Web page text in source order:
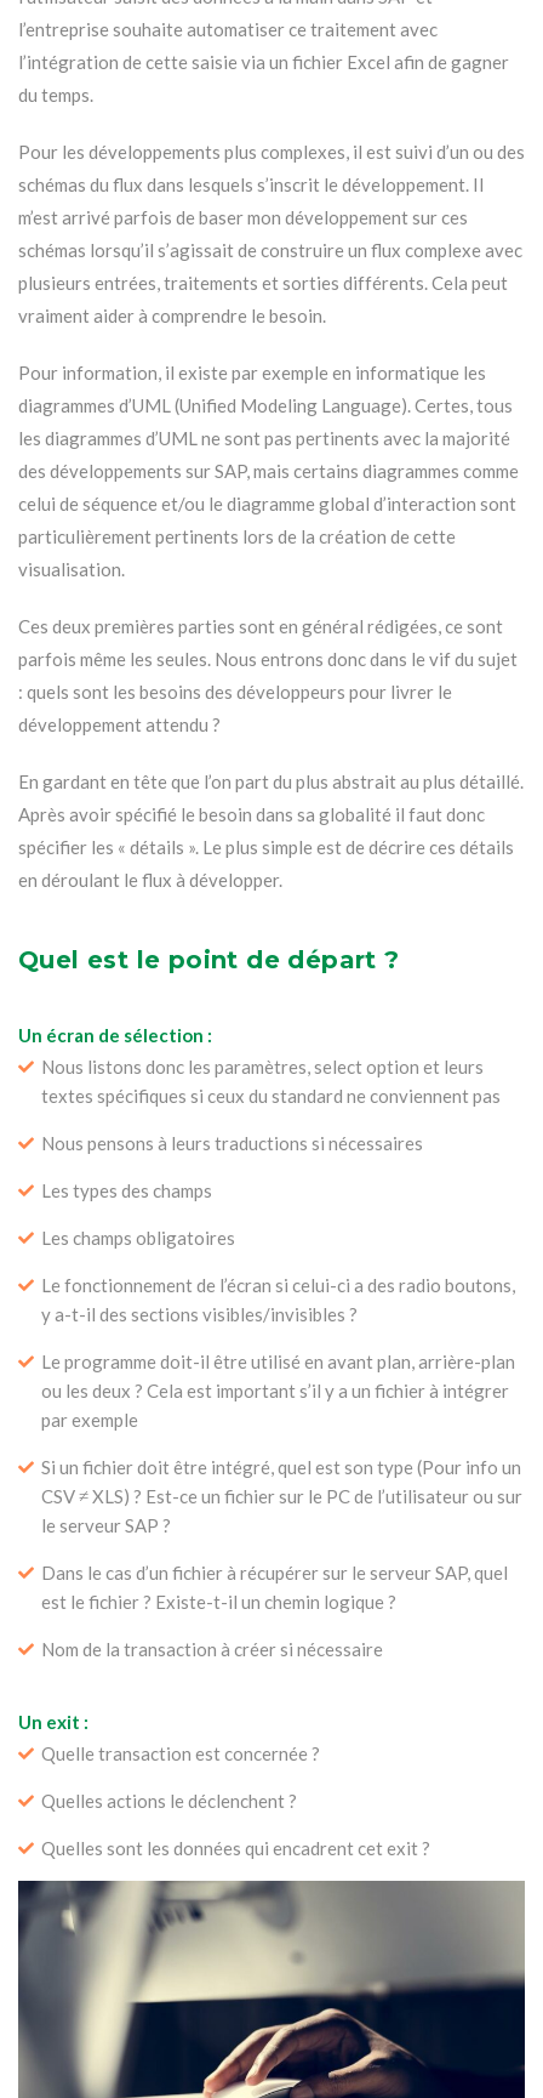
l’entreprise souhaite automatiser ce traitement avec
l’intégration de cette saisie via un fichier Excel afin de gagner
du temps.
Pour les développements plus complexes, il est suivi d’un ou des
schémas du flux dans lesquels s’inscrit le développement. Il
m’est arrivé parfois de baser mon développement sur ces
schémas lorsqu’il s’agissait de construire un flux complexe avec
plusieurs entrées, traitements et sorties différents. Cela peut
vraiment aider à comprendre le besoin.
Pour information, il existe par exemple en informatique les
diagrammes d’UML (Unified Modeling Language). Certes, tous
les diagrammes d’UML ne sont pas pertinents avec la majorité
des développements sur SAP, mais certains diagrammes comme
celui de séquence et/ou le diagramme global d’interaction sont
particulièrement pertinents lors de la création de cette
visualisation.
Ces deux premières parties sont en général rédigées, ce sont
parfois même les seules. Nous entrons donc dans le vif du sujet
: quels sont les besoins des développeurs pour livrer le
développement attendu ?
En gardant en tête que l’on part du plus abstrait au plus détaillé.
Après avoir spécifié le besoin dans sa globalité il faut donc
spécifier les « détails ». Le plus simple est de décrire ces détails
en déroulant le flux à développer.
Quel est le point de départ ?
Un écran de sélection :
Nous listons donc les paramètres, select option et leurs
textes spécifiques si ceux du standard ne conviennent pas
Nous pensons à leurs traductions si nécessaires
Les types des champs
Les champs obligatoires
Le fonctionnement de l’écran si celui-ci a des radio boutons,
y a-t-il des sections visibles/invisibles ?
Le programme doit-il être utilisé en avant plan, arrière-plan
ou les deux ? Cela est important s’il y a un fichier à intégrer
par exemple
Si un fichier doit être intégré, quel est son type (Pour info un
CSV ≠ XLS) ? Est-ce un fichier sur le PC de l’utilisateur ou sur
le serveur SAP ?
Dans le cas d’un fichier à récupérer sur le serveur SAP, quel
est le fichier ? Existe-t-il un chemin logique ?
Nom de la transaction à créer si nécessaire
Un exit :
Quelle transaction est concernée ?
Quelles actions le déclenchent ?
Quelles sont les données qui encadrent cet exit ?